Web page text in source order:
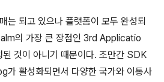
는 되고 있으나 플랫폼이 모두 완성되
의 가장 큰 장점인 3rd Applicatio
것이 아니기 때문이다. 조만간 SDK
가 활성화되면서 다양한 국가와 이통사